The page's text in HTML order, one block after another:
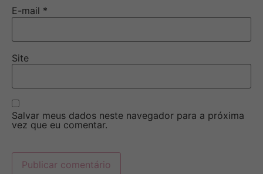
E-mail *
Site
Salvar meus dados neste navegador para a próxima
vez que eu comentar.